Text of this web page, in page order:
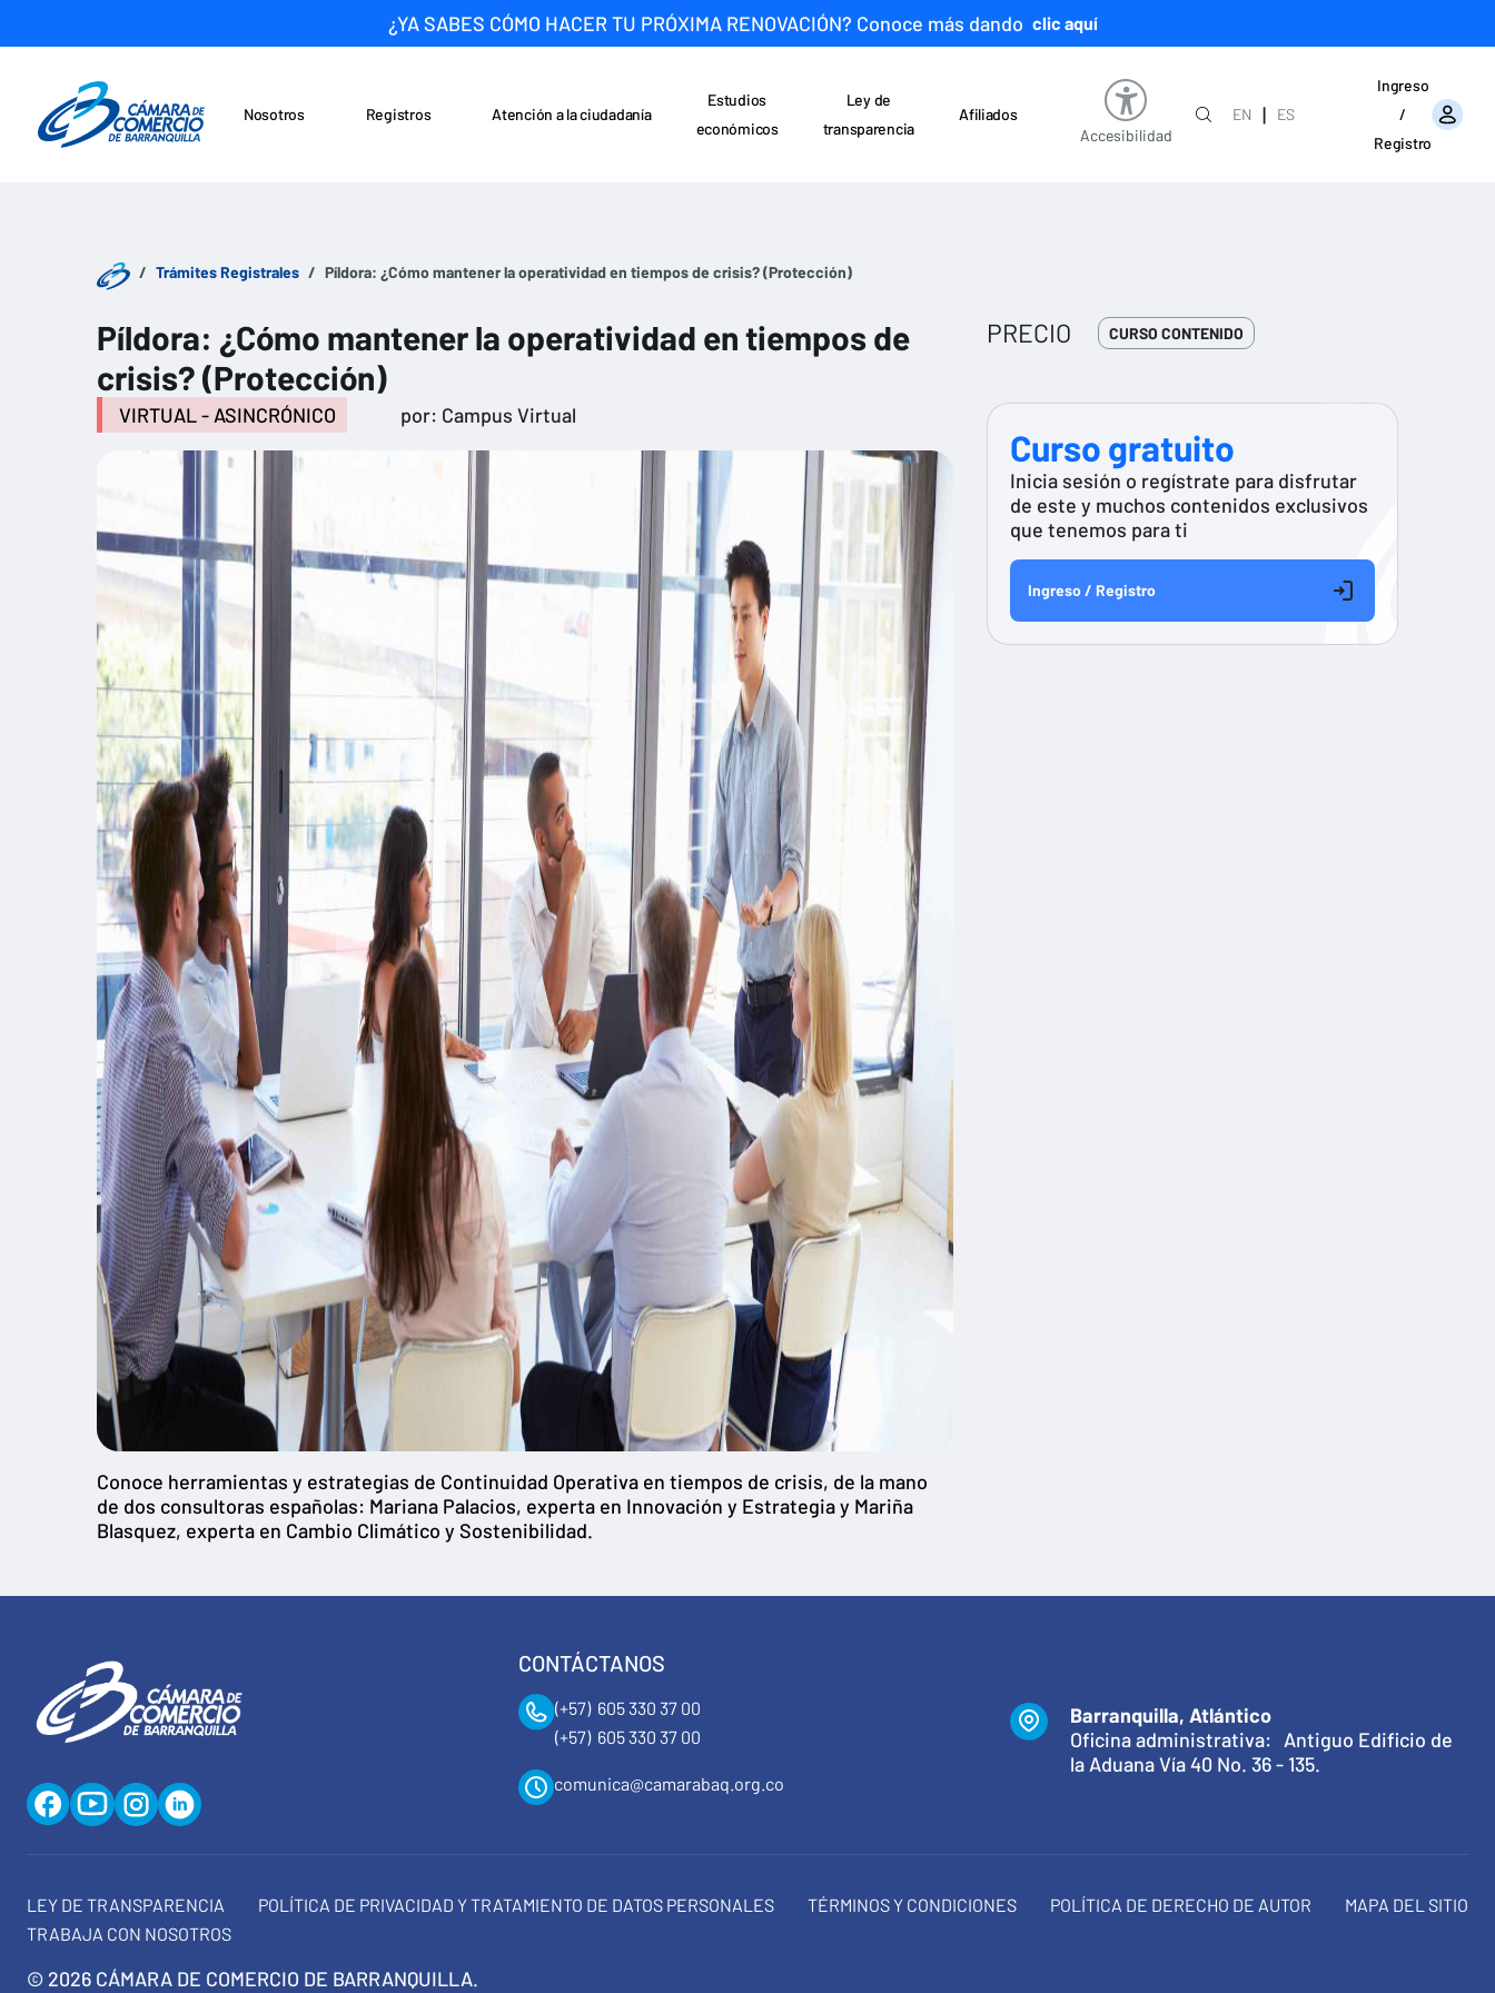
¿YA SABES CÓMO HACER TU PRÓXIMA RENOVACIÓN? Conoce más dando clic aquí
Nosotros Registros
Atención a la ciudadanía
Estudios
económicos
Ley de
transparencia
Afiliados
Accesibilidad
EN |
ES
Ingreso
/
Registro
Trámites Registrales Píldora: ¿Cómo mantener la operatividad en tiempos de crisis? (Protección)
Píldora: ¿Cómo mantener la operatividad en tiempos de
crisis? (Protección)
VIRTUAL - ASINCRÓNICO por: Campus Virtual
Conoce herramientas y estrategias de Continuidad Operativa en tiempos de crisis, de la mano
de dos consultoras españolas: Mariana Palacios, experta en Innovación y Estrategia y Mariña
Blasquez, experta en Cambio Climático y Sostenibilidad.
PRECIO CURSO CONTENIDO
Curso gratuito
Inicia sesión o regístrate para disfrutar
de este y muchos contenidos exclusivos
que tenemos para ti
Ingreso / Registro
CONTÁCTANOS
(+57) 605 330 37 00
(+57) 605 330 37 00
comunica@camarabaq.org.co
Barranquilla, Atlántico
Oficina administrativa: Antiguo Edificio de
la Aduana Vía 40 No. 36 - 135.
LEY DE TRANSPARENCIA POLÍTICA DE PRIVACIDAD Y TRATAMIENTO DE DATOS PERSONALES TÉRMINOS Y CONDICIONES POLÍTICA DE DERECHO DE AUTOR
MAPA DEL SITIO
TRABAJA CON NOSOTROS
© 2026 CÁMARA DE COMERCIO DE BARRANQUILLA.